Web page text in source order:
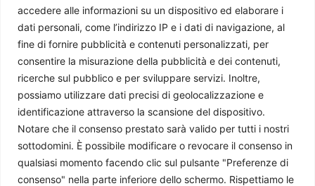
accedere alle informazioni su un dispositivo ed elaborare i
dati personali, come l’indirizzo IP e i dati di navigazione, al
fine di fornire pubblicità e contenuti personalizzati, per
consentire la misurazione della pubblicità e dei contenuti,
ricerche sul pubblico e per sviluppare servizi. Inoltre,
possiamo utilizzare dati precisi di geolocalizzazione e
identificazione attraverso la scansione del dispositivo.
Notare che il consenso prestato sarà valido per tutti i nostri
sottodomini. È possibile modificare o revocare il consenso in
qualsiasi momento facendo clic sul pulsante "Preferenze di
consenso" nella parte inferiore dello schermo. Rispettiamo le
È tornata la democrazia in Brasile con Lula?